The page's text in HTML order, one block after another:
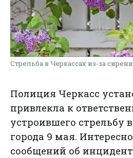
Стрельба в Черкассах из-за сирени
Полиция Черкасс
привлекла к
устроившего стрельбу
города 9 мая.
сообщений об